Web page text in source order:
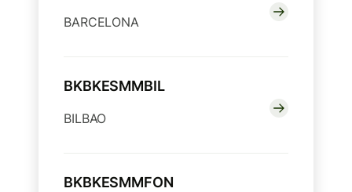
BARCELONA
BKBKESMMBIL
BILBAO
BKBKESMMFON